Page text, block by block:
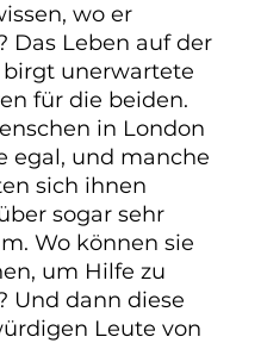
wo er
Das Leben auf der
birgt unerwartete
für die beiden.
in London
egal, und manche
sich ihnen
sogar sehr
Wo können sie
um Hilfe zu
Und dann diese
Leute von